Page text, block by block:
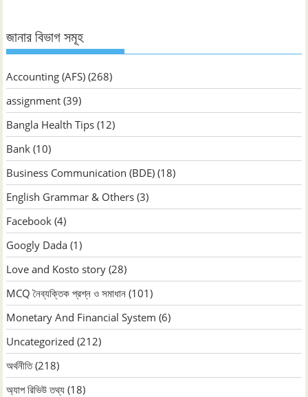
জানার বিভাগ সমূহ
Accounting (AFS) (268)
assignment (39)
Bangla Health Tips (12)
Bank (10)
Business Communication (BDE) (18)
English Grammar & Others (3)
Facebook (4)
Googly Dada (1)
Love and Kosto story (28)
MCQ নৈব্যক্তিক প্রশ্ন ও সমাধান (101)
Monetary And Financial System (6)
Uncategorized (212)
অর্থনীতি(218)
অ্যাপ রিভিউ তথ্য (18)